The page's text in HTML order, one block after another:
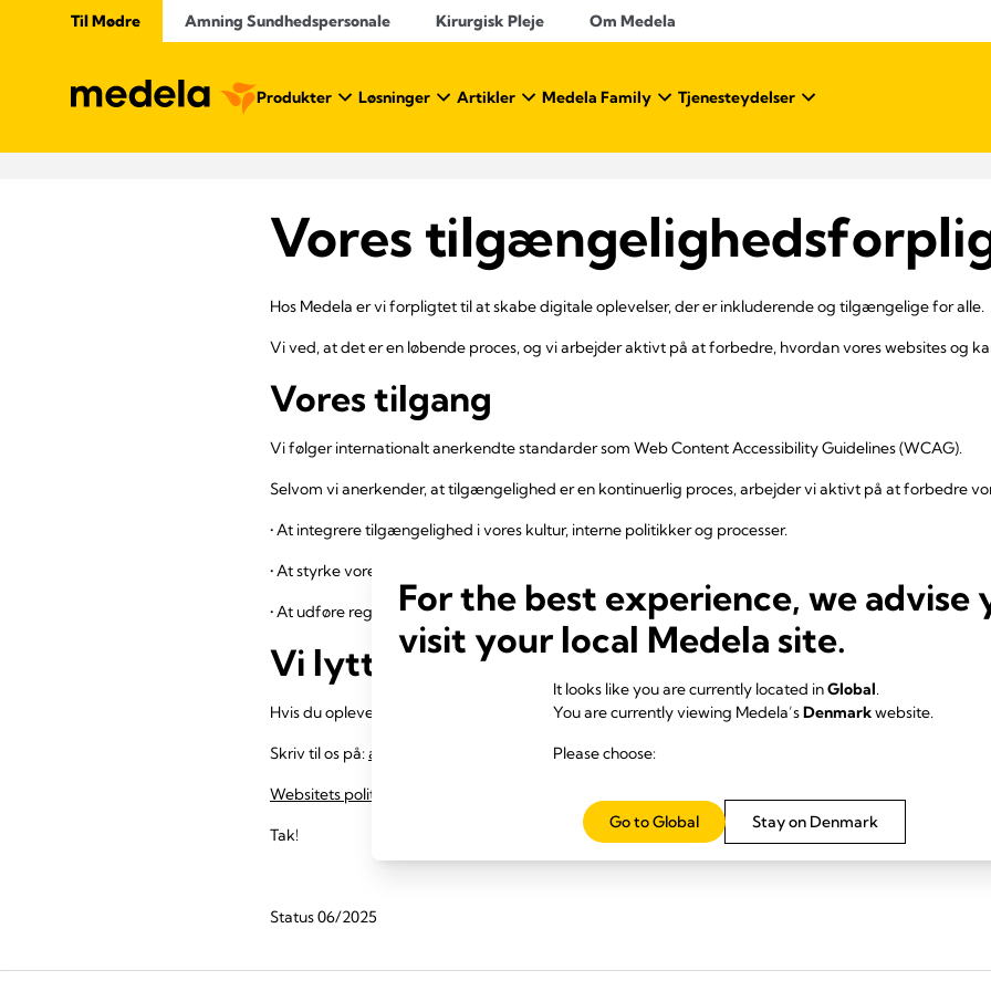
Til Mødre Amning Sundhedspersonale Kirurgisk Pleje Om Medela
Produkter Løsninger Artikler Medela Family Tjenesteydelser
Vores
Hos Medela er vi forpligtet til at skabe digitale oplevelser, der er inkluderende og tilgængelige for alle.
Vi ved, at det er en løbende proces, og vi arbejder aktivt på at forbedre, hvordan vores websites og
Vores tilgang
Vi følger internationalt anerkendte standarder som Web Content Accessibility Guidelines (WCAG).
Selvom vi anerkender, at tilgængelighed er en kontinuerlig proces, arbejder vi aktivt på at forbedre
• At integrere tilgængelighed i vores kultur, interne politikker og processer.
• At styrke vores teams gennem uddannelse.
• At udføre regelmæssige audits og test for at vejlede yderligere forbedringer.
Vi lytter
Hvis du oplever udfordringer med at bruge vores website eller har forslag til forbedringer, vil vi
Skriv til os på:accessibility@medela.com
Websitets politik om beskyttelse af personlige oplysninger og cookies
Tak!
Status 06/2025
For the best experience, we advise
visit your local Medela site.
It looks like you are currently located inGlobal.
You are currently viewing Medela’sDenmarkwebsite.
Please choose:
Stay on Denmark
Go to Global